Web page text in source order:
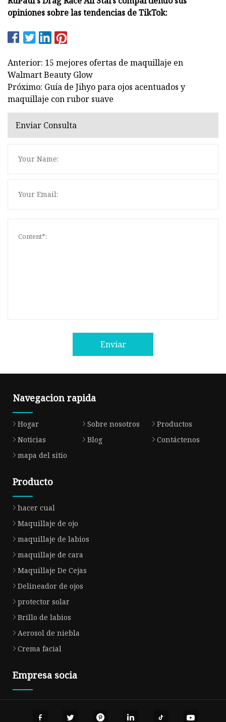
opiniones sobre las tendencias de TikTok:
Anterior: 15 mejores ofertas de maquillaje en
Walmart Beauty Glow
Próximo: Guía de Jihyo para ojos acentuados y
maquillaje con rubor suave
Enviar Consulta
Enviar
Navegacion rapida
Hogar Sobre nosotros
Productos
Noticias
Blog
Contáctenos
mapa del sitio
Producto
hacer cual
Maquillaje de ojo
maquillaje de labios
maquillaje de cara
Maquillaje De Cejas
Delineador de ojos
protector solar
Brillo de labios
Aerosol de niebla
Crema facial
Empresa socia